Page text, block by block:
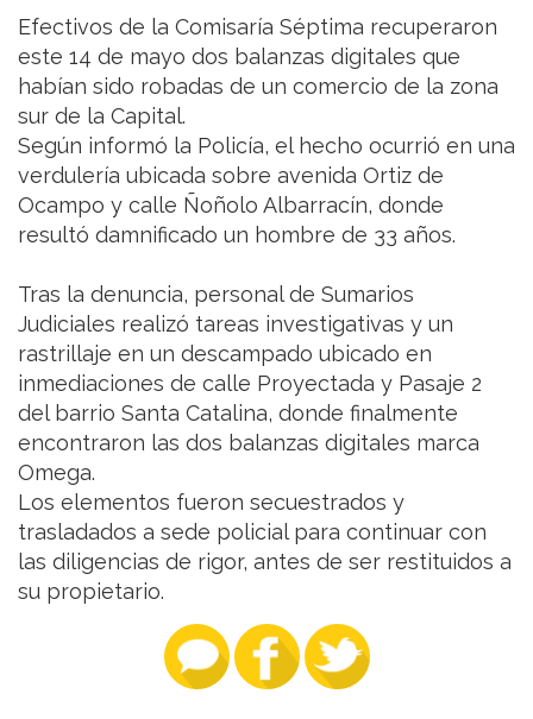
Efectivos de la Comisaría Séptima recuperaron
este 14 de mayo dos balanzas digitales que
habían sido robadas de un comercio de la zona
sur de la Capital.
Según informó la Policía, el hecho ocurrió en una
verdulería ubicada sobre avenida Ortiz de
Ocampo y calle Ñoñolo Albarracín, donde
resultó damnificado un hombre de 33 años.
Tras la denuncia, personal de Sumarios
Judiciales realizó tareas investigativas y un
rastrillaje en un descampado ubicado en
inmediaciones de calle Proyectada y Pasaje 2
del barrio Santa Catalina, donde finalmente
encontraron las dos balanzas digitales marca
Omega.
Los elementos fueron secuestrados y
trasladados a sede policial para continuar con
las diligencias de rigor, antes de ser restituidos a
su propietario.